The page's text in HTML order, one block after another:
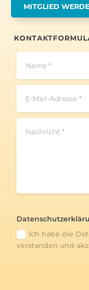
MITGLIED
Ich habe die
verstanden und